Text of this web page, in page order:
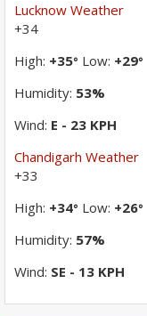
Lucknow Weather
+34
High: +35° Low: +29°
Humidity: 53%
Wind: E - 23 KPH
Chandigarh Weather
+33
High: +34° Low: +26°
Humidity: 57%
Wind: SE - 13 KPH